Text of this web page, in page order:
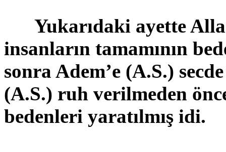
Yukarıdaki ayette
insanların tamamının
sonra Adem’e (A.S.)
(A.S.) ruh verilmeden
bedenleri yaratılmış idi.